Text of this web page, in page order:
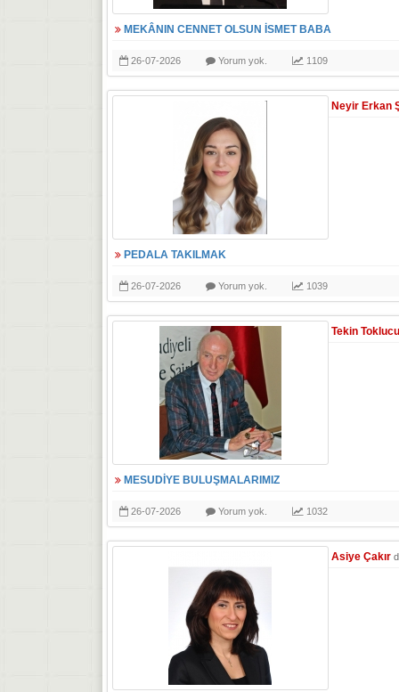
MEKÂNIN CENNET OLSUN İSMET BABA
26-07-2026 Yorum yok. 1109
Neyir Erkan
PEDALA TAKILMAK
26-07-2026 Yorum yok. 1039
Tekin
MESUDİYE BULUŞMALARIMIZ
26-07-2026 Yorum yok. 1032
Asiye Çakır